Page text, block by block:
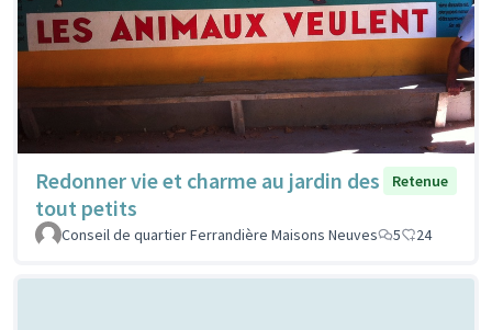
Redonner vie et charme au jardin des
tout petits
Retenue
Conseil de quartier Ferrandière Maisons Neuves 5 24